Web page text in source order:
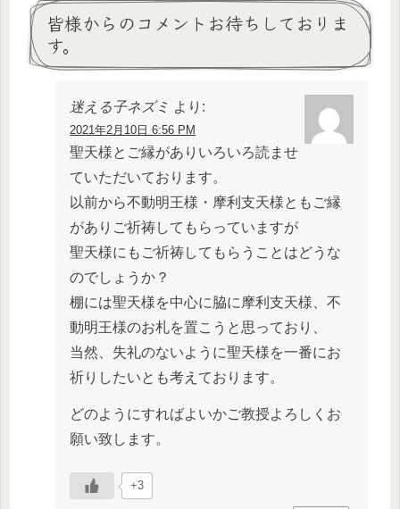
皆様からのコメントお待ちしておりま
す。
迷える子ネズミ より:
2021年2月10日 6:56 PM
聖天様とご縁がありいろいろ読ませ
ていただいております。
以前から不動明王様・摩利支天様ともご縁
がありご祈祷してもらっていますが
聖天様にもご祈祷してもらうことはどうな
のでしょうか？
棚には聖天様を中心に脇に摩利支天様、不
動明王様のお札を置こうと思っており、
当然、失礼のないように聖天様を一番にお
祈りしたいとも考えております。
どのようにすればよいかご教授よろしくお
願い致します。
+3